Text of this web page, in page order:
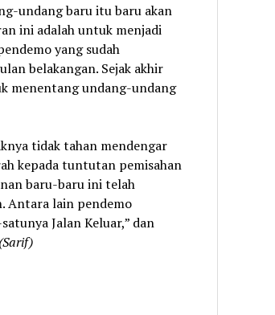
undang baru itu baru akan
ini adalah untuk menjadi
yang sudah
belakangan. Sejak akhir
menentang undang-undang
tidak tahan mendengar
kepada tuntutan pemisahan
baru-baru ini telah
Antara lain pendemo
Jalan Keluar,” dan
(Sarif)